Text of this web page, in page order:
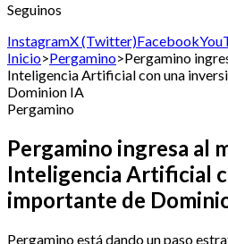
Seguinos
InstagramX (Twitter)Facebook
Inicio>Pergamino>Pergamino
Inteligencia Artificial con una
Dominion IA
Pergamino
Pergamino ingresa al
Inteligencia Artificial
importante de
Pergamino está dando un paso